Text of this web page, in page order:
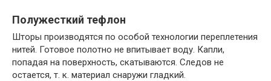
Полужесткий тефлон
Шторы производятся по особой технологии переплетения
нитей. Готовое полотно не впитывает воду. Капли,
попадая на поверхность, скатываются. Следов не
остается, т. к. материал снаружи гладкий.